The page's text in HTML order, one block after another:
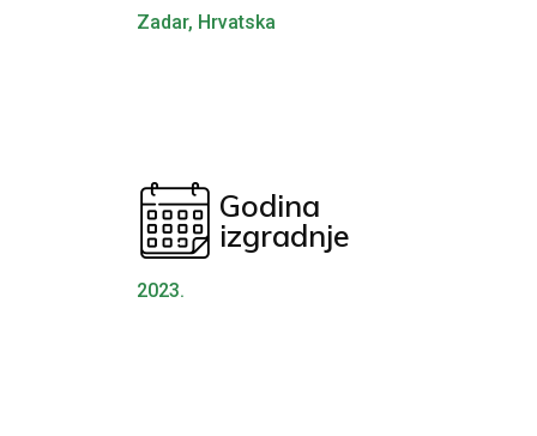
Zadar, Hrvatska
Godina
izgradnje
2023.